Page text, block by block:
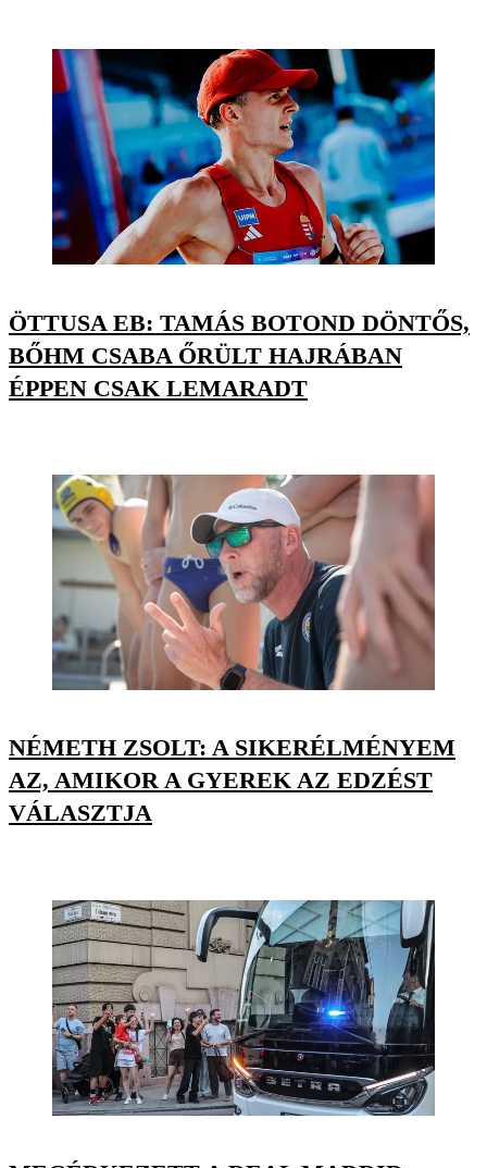
ÖTTUSA EB: TAMÁS BOTOND DÖNTŐS,
BŐHM CSABA ŐRÜLT HAJRÁBAN
ÉPPEN CSAK LEMARADT
NÉMETH ZSOLT: A SIKERÉLMÉNYEM
AZ, AMIKOR A GYEREK AZ EDZÉST
VÁLASZTJA